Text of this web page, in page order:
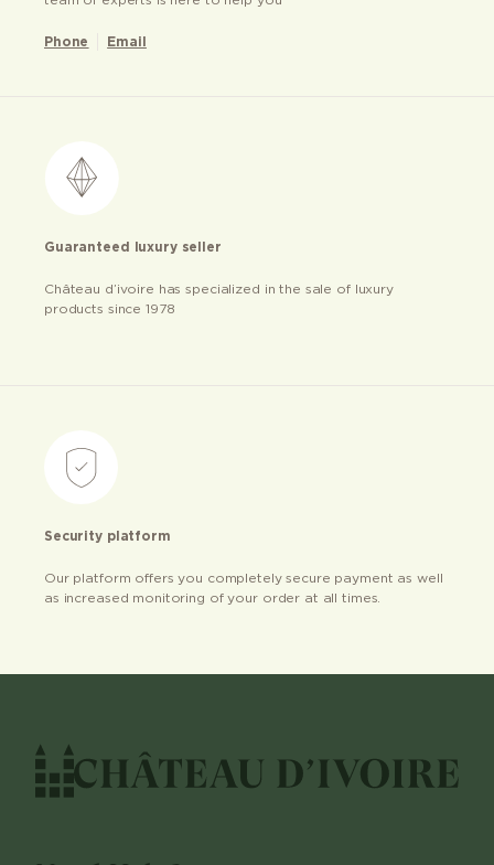
Phone Email
Guaranteed luxury seller
Château d’ivoire has specialized in the sale of luxury
products since 1978
Security platform
Our platform offers you completely secure payment as well
as increased monitoring of your order at all times.